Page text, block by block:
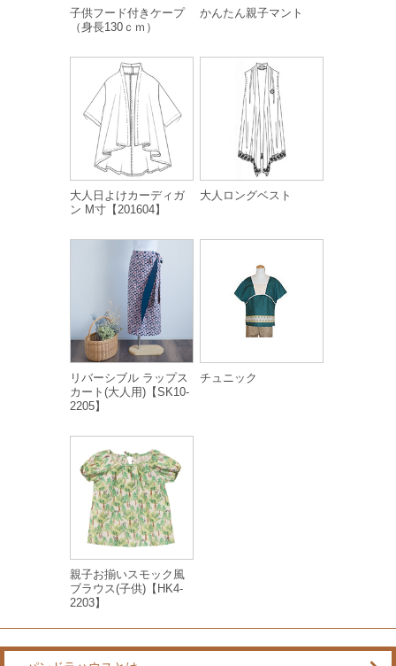
子供フード付きケープ
（身長130ｃｍ）
かんたん親子マント
大人日よけカーディガ
ン M寸【201604】
大人ロングベスト
リバーシブル ラップス
カート(大人用)【SK10-
2205】
チュニック
親子お揃いスモック風
ブラウス(子供)【HK4-
2203】